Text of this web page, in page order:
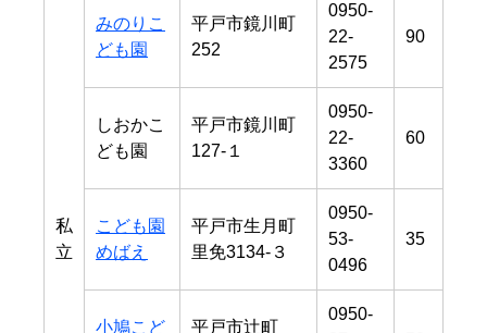
私
立
みのりこ
ども園
平戸市鏡川町
252
0950-
22-
2575
90
しおかこ
ども園
平戸市鏡川町
127-１
0950-
22-
3360
60
こども園
めばえ
平戸市生月町
里免3134-３
0950-
53-
0496
35
小鳩こど
平戸市辻町
0950-